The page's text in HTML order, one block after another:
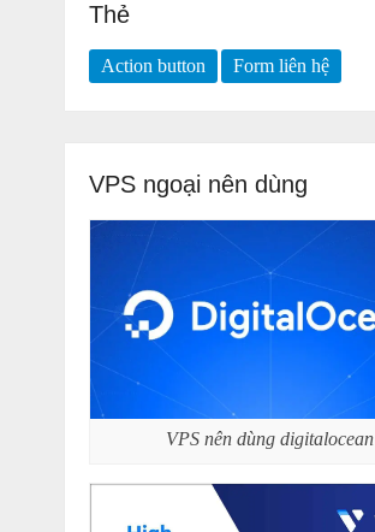
Thẻ
Action button Form liên hệ
VPS ngoại nên dùng
VPS nên dùng digitalocean